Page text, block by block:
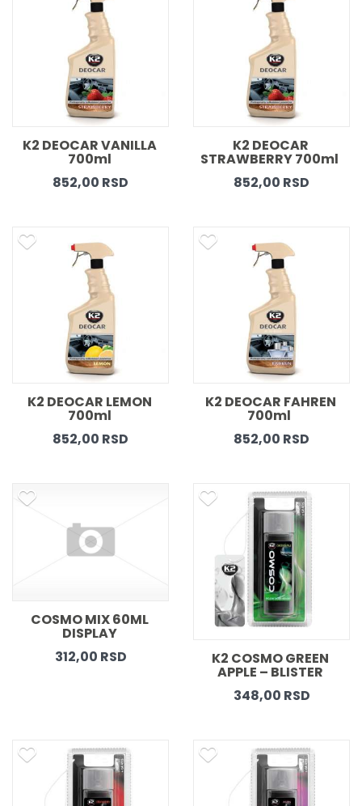
K2 DEOCAR VANILLA
700ml
852,00 RSD
K2 DEOCAR
STRAWBERRY 700ml
852,00 RSD
K2 DEOCAR LEMON
700ml
852,00 RSD
K2 DEOCAR FAHREN
700ml
852,00 RSD
COSMO MIX 60ML
DISPLAY
312,00 RSD
K2 COSMO GREEN
APPLE – BLISTER
348,00 RSD